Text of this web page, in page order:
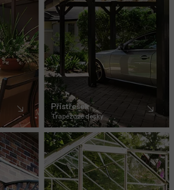
Přístřešek
Trapézové desky